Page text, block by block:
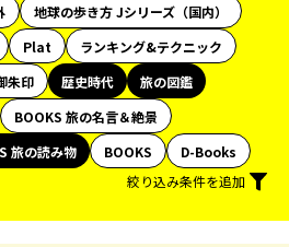
地球の歩き方 Jシリーズ（国内）
Plat
ランキング&テクニック
朱印 歴史時代
旅の図鑑
BOOKS 旅の名言＆絶景
旅の読み物 BOOKS
D-Books
絞り込み条件を追加